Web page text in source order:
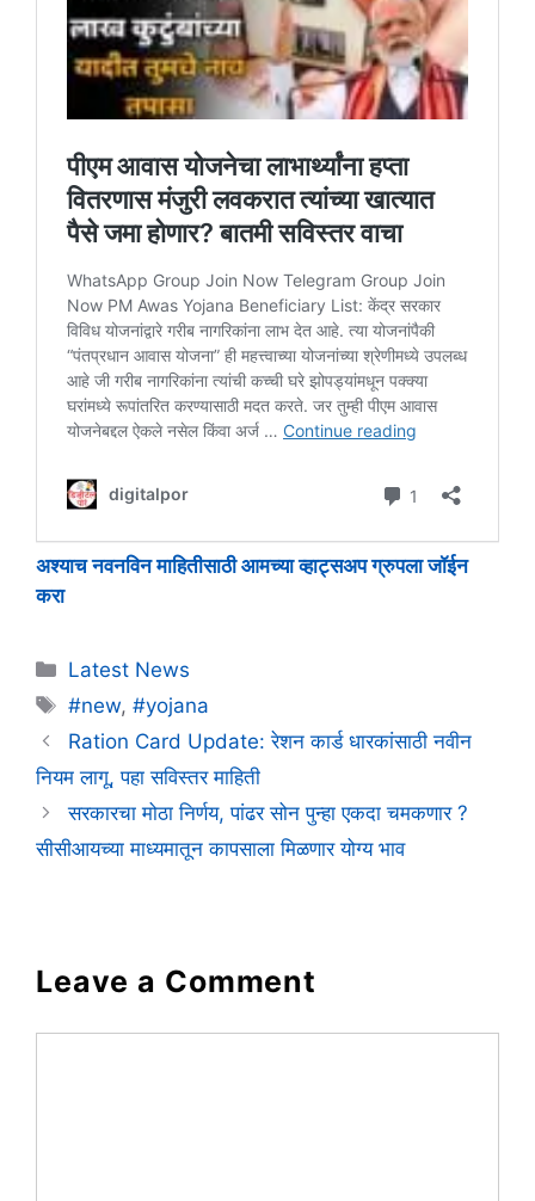
अश्याच नवनविन माहितीसाठी आमच्या व्हाट्सअप ग्रुपला जॉईन
करा
Categories
Latest News
Tags
#new,#yojana
Ration Card Update: रेशन कार्ड धारकांसाठी नवीन
नियम लागू, पहा सविस्तर माहिती
सरकारचा मोठा निर्णय, पांढर सोन पुन्हा एकदा चमकणार ?
सीसीआयच्या माध्यमातून कापसाला मिळणार योग्य भाव
Leave a Comment